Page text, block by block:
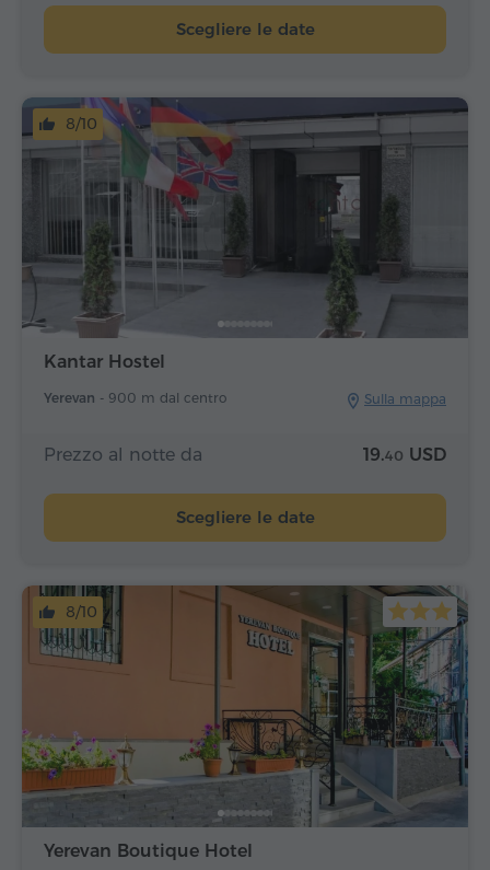
Scegliere le date
Kantar Hostel
Yerevan - 900 m dal centro Sulla mappa
8/10
Prezzo al notte da 19.40 USD
Scegliere le date
Yerevan Boutique Hotel
8/10